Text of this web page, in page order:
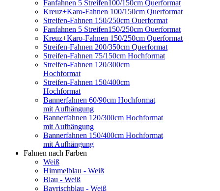
Fanfahnen 5 Streifen100/150cm Querformat
Kreuz+Karo-Fahnen 100/150cm Querformat
Streifen-Fahnen 150/250cm Ouerformat
Fanfahnen 5 Streifen150/250cm Ouerformat
Kreuz+Karo-Fahnen 150/250cm Querformat
Streifen-Fahnen 200/350cm Querformat
Streifen-Fahnen 75/150cm Hochformat
Streifen-Fahnen 120/300cm
Hochformat
Streifen-Fahnen 150/400cm
Hochformat
Bannerfahnen 60/90cm Hochformat
mit Aufhängung
Bannerfahnen 120/300cm Hochformat
mit Aufhängung
Bannerfahnen 150/400cm Hochformat
mit Aufhängung
Fahnen nach Farben
Weiß
Himmelblau - Weiß
Blau - Weiß
Bayrischblau - Weiß